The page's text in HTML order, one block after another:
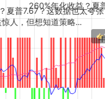
年化260%？夏普
也太夸张了，样本...
...
益？夏普比率767？这数